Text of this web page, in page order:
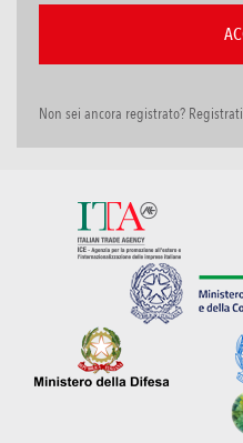
Non sei ancora registrato? Registrati